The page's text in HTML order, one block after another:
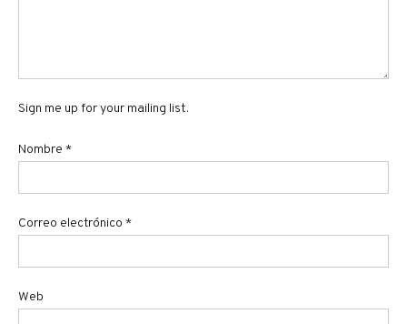
Sign me up for your mailing list.
Nombre *
Correo electrónico *
Web